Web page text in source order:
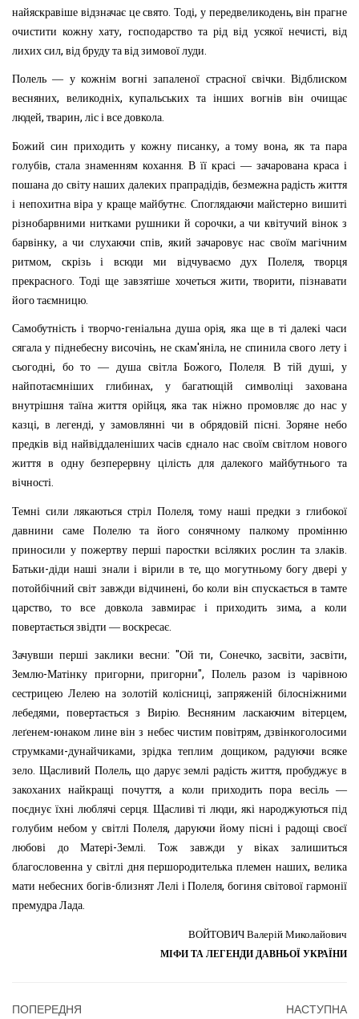
найяскравіше відзначає це свято. Тоді, у передвеликодень,він прагне
очистити кожну хату, господарство та рід від усякої нечисті,від
лихих сил, від бруду та від зимової луди.
Полель — у кожнім вогні запаленої страсної свічки. Відблиском
весняних, великодніх,купальських та інших вогнів він
очищає
людей, тварин, ліс і все довкола.
Божий син приходить у кожну писанку, а тому вона,як та пара
голубів, стала знаменням кохання. В її красі — зачарована краса і
пошана до світу наших далеких прапрадідів, безмежна радість життя
і непохитна віра у краще майбутнє. Споглядаючи майстерно вишиті
різнобарвними нитками рушники й сорочки,а чи квітучий вінок з
барвінку, а чи слухаючи спів, який зачаровує нас своїм магічним
ритмом, скрізь і всюди ми відчуваємо дух Полеля,
творця
прекрасного.Тоді ще завзятіше хочеться жити, творити,пізнавати
його таємницю.
Самобутність і творчо-геніальна душа орія,яка ще в ті далекі часи
сягала у піднебесну височінь, не скам'яніла,не спинила свого лету і
сьогодні, бо то — душа світла Божого,Полеля. В тій душі,у
найпотаємніших
глибинах, у багатющій символіці
захована
внутрішня таїна життя орійця, яка так ніжно промовляє до нас у
казці,в легенді,у замовлянні чи в обрядовій пісні. Зоряне небо
предків від найвіддаленіших часів єднало нас своїм світлом нового
життя в одну безперервну цілість для далекого майбутнього та
вічності.
Темні сили лякаються стріл Полеля,тому наші предки з глибокої
давнини
саме Полелю та його сонячному палкому
промінню
приносили у пожертву перші паростки всіляких рослин та злаків.
Батьки-діди наші знали і вірили в те,що могутньому богу двері у
потойбічний світ завжди відчинені, бо коли він спускається в тамте
царство,то все довкола завмирає і приходить зима, а
коли
повертається звідти — воскресає.
Зачувши перші заклики весни: "Ой ти, Сонечко, засвіти, засвіти,
Землю-Матінку пригорни, пригорни", Полель разом із чарівною
сестрицею Лелею на золотій колісниці,запряженій білосніжними
лебедями, повертається з Вирію. Весняним ласкаючим вітерцем,
леґенем-юнаком лине він з небес чистим повітрям,дзвінкоголосими
струмками-дунайчиками,зрідка теплим дощиком, радуючи
всяке
зело. Щасливий Полель, що дарує землі радість життя,пробуджує в
закоханих
найкращі почуття,а коли приходить пора весіль
—
поєднує їхні люблячі серця. Щасливі ті люди,які народжуються під
голубим небом у світлі Полеля, даруючи йому пісні і радощі своєї
любові
до Матері-Землі.Тож завжди у віках
залишиться
благословенна у світлі дня першородителька племен наших,велика
мати небесних богів-близнят Лелі і Полеля,богиня світової гармонії
премудра Лада.
ВОЙТОВИЧ Валерій Миколайович
МІФИ ТА ЛЕГЕНДИ ДАВНЬОЇ УКРАЇНИ
ПОПЕРЕДНЯ НАСТУПНА